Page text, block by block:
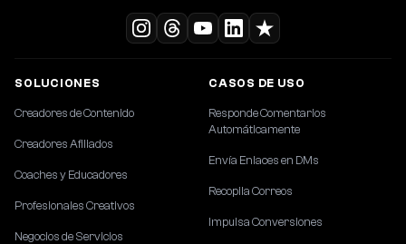
SOLUCIONES
Creadores de Contenido
Creadores Afiliados
Coaches y Educadores
Profesionales Creativos
Negocios de Servicios
CASOS DE USO
Responde Comentarios
Automáticamente
Envía Enlaces en DMs
Recopila Correos
Impulsa Conversiones